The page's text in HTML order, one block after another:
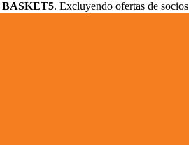
BASKET5. Excluyendo ofertas de socios